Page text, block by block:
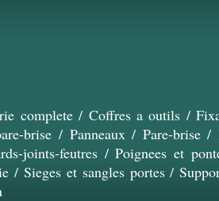
complete/ Coffres a outils /
brise / Panneaux/ Pare-brise/
joints-feutres/Poignees et
/Sieges et sangles portes/